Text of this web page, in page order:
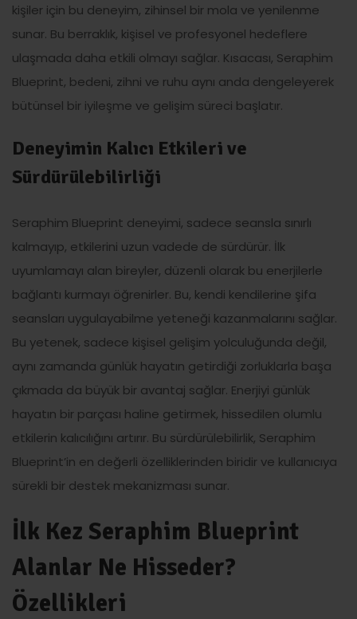
kişiler için bu deneyim, zihinsel bir mola ve yenilenme
sunar. Bu berraklık, kişisel ve profesyonel hedeflere
ulaşmada daha etkili olmayı sağlar. Kısacası, Seraphim
Blueprint, bedeni, zihni ve ruhu aynı anda dengeleyerek
bütünsel bir iyileşme ve gelişim süreci başlatır.
Deneyimin Kalıcı Etkileri ve
Sürdürülebilirliği
Seraphim Blueprint deneyimi, sadece seansla sınırlı
kalmayıp, etkilerini uzun vadede de sürdürür. İlk
uyumlamayı alan bireyler, düzenli olarak bu enerjilerle
bağlantı kurmayı öğrenirler. Bu, kendi kendilerine şifa
seansları uygulayabilme yeteneği kazanmalarını sağlar.
Bu yetenek, sadece kişisel gelişim yolculuğunda değil,
aynı zamanda günlük hayatın getirdiği zorluklarla başa
çıkmada da büyük bir avantaj sağlar. Enerjiyi günlük
hayatın bir parçası haline getirmek, hissedilen olumlu
etkilerin kalıcılığını artırır. Bu sürdürülebilirlik, Seraphim
Blueprint’in en değerli özelliklerinden biridir ve kullanıcıya
sürekli bir destek mekanizması sunar.
İlk Kez Seraphim Blueprint
Alanlar Ne Hisseder?
Özellikleri